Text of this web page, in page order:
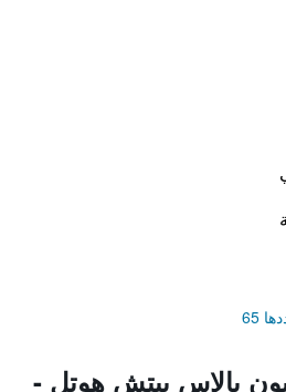
65
بالاس بيتش هوتل -